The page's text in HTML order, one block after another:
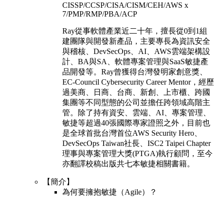
CISSP/CCSP/CISA/CISM/CEH/AWS x
7/PMP/RMP/PBA/ACP
Ray從事軟體產業近二十年，擅長從0到1組
建團隊與開發新產品，主要專長為資訊安全
與稽核、DevSecOps、AI、AWS雲端架構設
計、BA與SA、軟體專案管理與SaaS敏捷產
品開發等。Ray曾獲得台灣發明家創意獎、
EC-Council Cybersecurity Career Mentor，經歷
過美商、日商、台商、新創、上市櫃、跨國
集團等不同型態的公司並擔任跨領域高階主
管。除了持有資安、雲端、AI、專案管理、
敏捷等超過40張國際專家證照之外，目前也
是全球首批台灣首位AWS Security Hero、
DevSecOps Taiwan社長、ISC2 Taipei Chapter
理事與專案管理大獎(PTGA)執行顧問，至今
亦翻譯校稿出版共七本敏捷相關書籍。
【簡介】
為何要擁抱敏捷（Agile）？